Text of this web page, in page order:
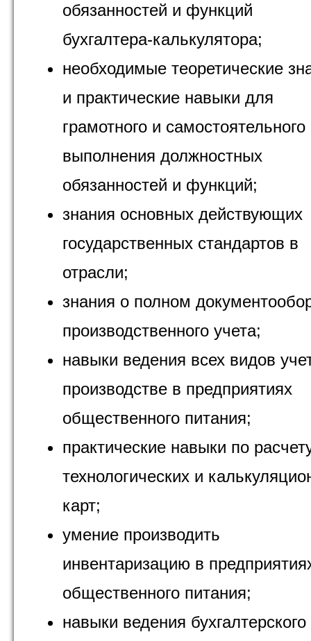
обязанностей и функций
бухгалтера-калькулятора;
необходимые теоретические
и практические навыки для
грамотного и самостоятельного
выполнения должностных
обязанностей и функций;
знания основных действующих
государственных стандартов в
отрасли;
знания о полном
производственного учета;
навыки ведения всех видов
производстве в предприятиях
общественного питания;
практические навыки по
технологических и
карт;
умение производить
инвентаризацию в
общественного питания;
навыки ведения бухгалтерского